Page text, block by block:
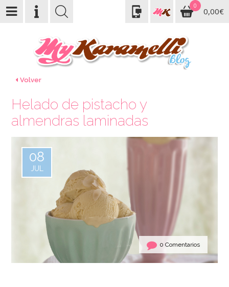
0
0,00€
Volver
Helado de pistacho y
almendras laminadas
08
JUL
0 Comentarios